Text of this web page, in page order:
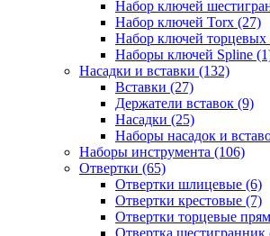
Набор ключей
Набор ключей Torx (27)
Набор ключей торцевых
Наборы ключей Spline
Насадки и вставки (132)
Вставки (27)
Держатели вставок (9)
Насадки (25)
Наборы насадок и
Наборы инструмента (106)
Отвертки (65)
Отвертки шлицевые (6)
Отвертки крестовые (7)
Отвертки торцевые
Отвертка шестигранник